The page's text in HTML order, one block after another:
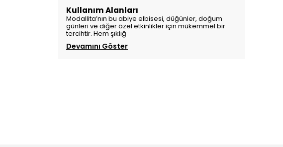
Kullanım Alanları
Modallita’nın bu abiye elbisesi, düğünler, doğum
günleri ve diğer özel etkinlikler için mükemmel bir
tercihtir. Hem şıklığ
Devamını Göster